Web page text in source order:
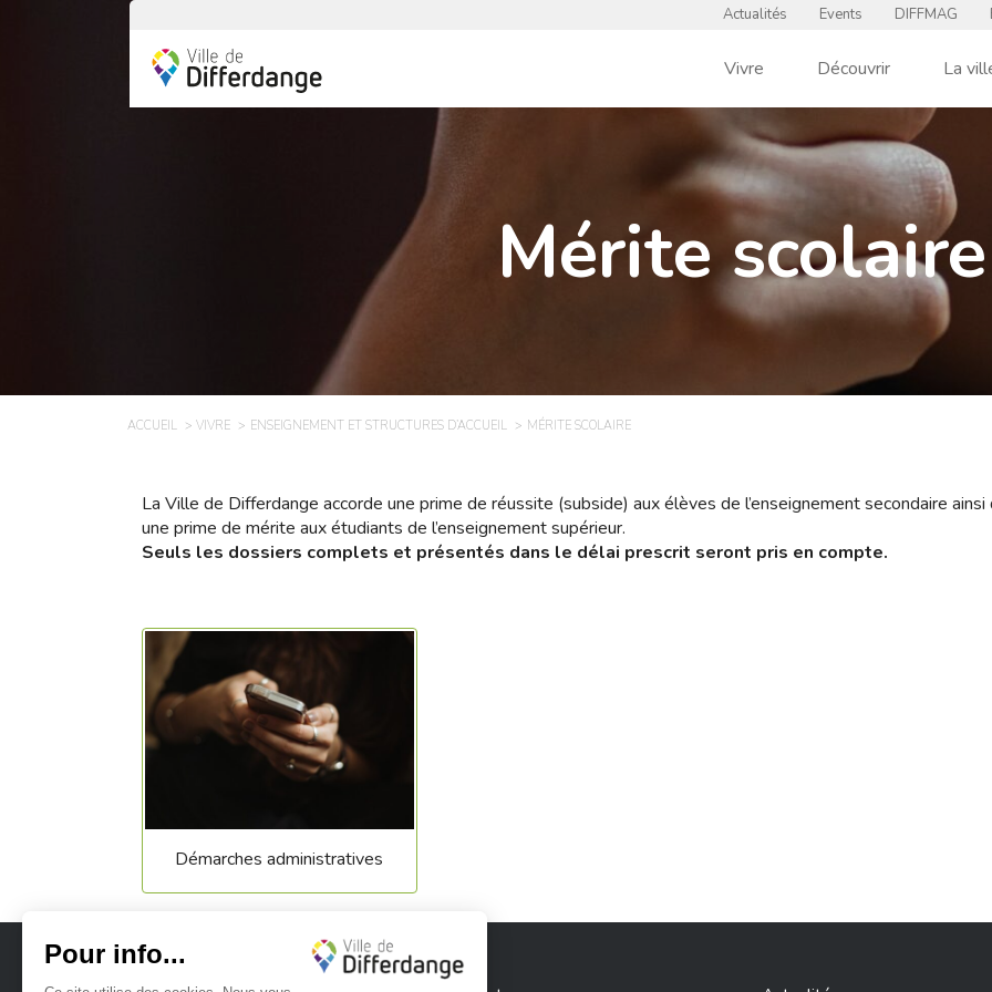
Actualités Events DIFFMAG
Vivre Découvrir La
Mérite scolaire
ACCUEIL VIVRE ENSEIGNEMENT ET STRUCTURES D’ACCUEIL MÉRITE SCOLAIRE
La Ville de Differdange accorde une prime de réussite (subside) aux élèves de l’enseignement secondaire
une prime de mérite aux étudiants de l’enseignement supérieur.
Seuls les dossiers complets et présentés dans le délai prescrit seront pris en compte.
Démarches administratives